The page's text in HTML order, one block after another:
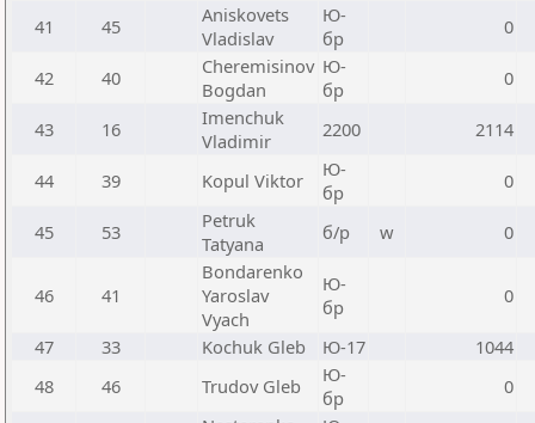
41 45
Aniskovets
Vladislav
Ю-
бр
0
42 40
Cheremisinov
Bogdan
Ю-
бр
0
43 16
Imenchuk
Vladimir
2200 2114
44 39 Kopul Viktor
Ю-
бр
0
45 53
Petruk
Tatyana
б/р w 0
46 41
Bondarenko
Yaroslav
Vyach
Ю-
бр
0
47 33 Kochuk Gleb Ю-17
1044
48
46 Trudov Gleb
Ю-
бр
0